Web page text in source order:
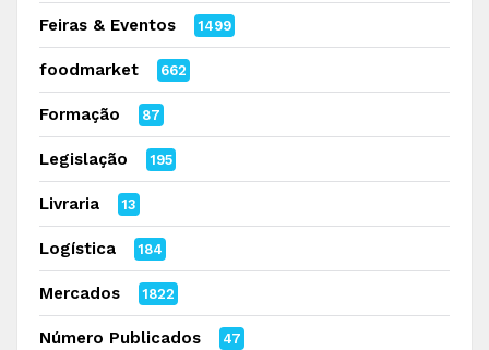
Feiras & Eventos 1499
foodmarket 662
Formação 87
Legislação 195
Livraria 13
Logística 184
Mercados 1822
Número Publicados 47